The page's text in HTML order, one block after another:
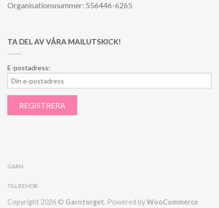
Organisationsnummer: 556446-6265
TA DEL AV VÅRA MAILUTSKICK!
E-postadress:
GARN
TILLBEHÖR
Copyright 2026 © Garntorget. Powered byWooCommerce